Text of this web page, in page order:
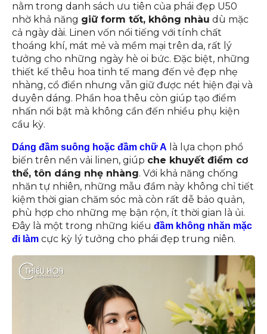
nằm trong danh sách ưu tiên của phái đẹp U50
nhờ khả năng giữ form tốt, không nhàu dù mặc
cả ngày dài. Linen vốn nổi tiếng với tính chất
thoáng khí, mát mẻ và mềm mại trên da, rất lý
tưởng cho những ngày hè oi bức. Đặc biệt, những
thiết kế thêu hoa tinh tế mang đến vẻ đẹp nhẹ
nhàng, cổ điển nhưng vẫn giữ được nét hiện đại và
duyên dáng. Phần hoa thêu còn giúp tạo điểm
nhấn nổi bật mà không cần đến nhiều phụ kiện
cầu kỳ.
Dáng đầm suông hoặc đầm chữ A là lựa chọn phổ
biến trên nền vải linen, giúp che khuyết điểm cơ
thể, tôn dáng nhẹ nhàng. Với khả năng chống
nhăn tự nhiên, những mẫu đầm này không chỉ tiết
kiệm thời gian chăm sóc mà còn rất dễ bảo quản,
phù hợp cho những mẹ bận rộn, ít thời gian là ủi.
Đây là một trong những kiểu đầm không nhăn mặc
đi làm cực kỳ lý tưởng cho phái đẹp trung niên.